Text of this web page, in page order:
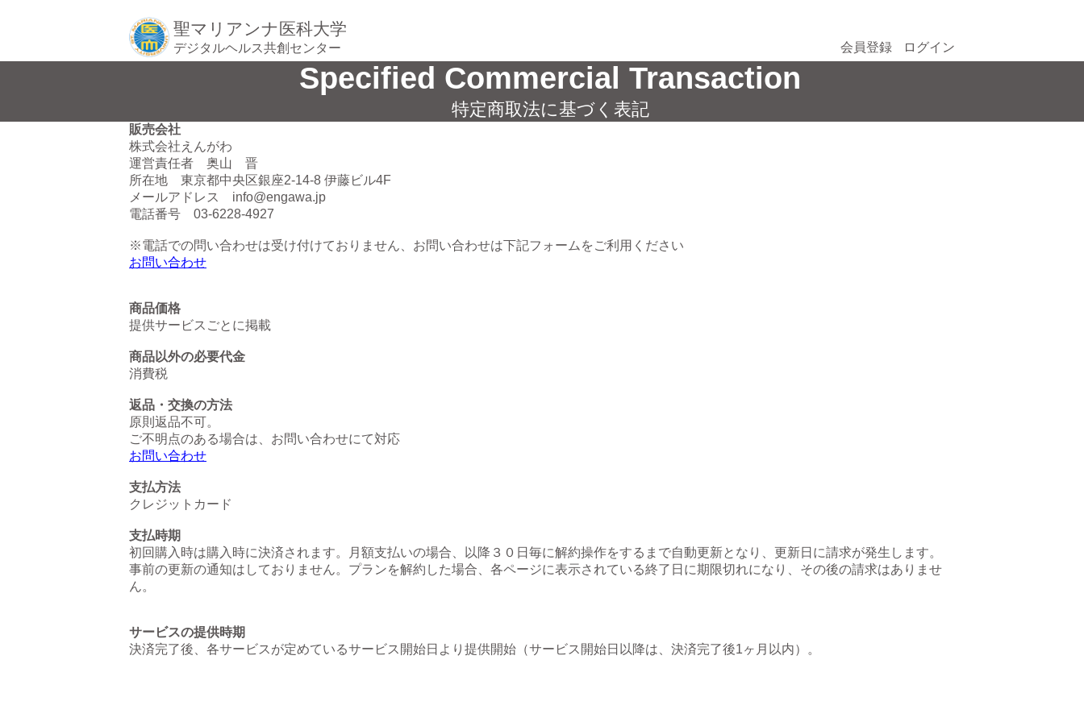
聖マリアンナ医科大学
デジタルヘルス共創センター 会員登録 ログイン
Specified Commercial Transaction
特定商取法に基づく表記
販売会社
株式会社えんがわ
運営責任者 奥山 晋
所在地 東京都中央区銀座2-14-8 伊藤ビル4F
メールアドレス info@engawa.jp
電話番号 03-6228-4927
※電話での問い合わせは受け付けておりません、お問い合わせは下記フォームをご利用ください
お問い合わせ
商品価格
提供サービスごとに掲載
商品以外の必要代金
消費税
返品・交換の方法
原則返品不可。
ご不明点のある場合は、お問い合わせにて対応
お問い合わせ
支払方法
クレジットカード
支払時期
初回購入時は購入時に決済されます。月額支払いの場合、以降３０日毎に解約操作をするまで自動更新となり、更新日に請求が発生します。
事前の更新の通知はしておりません。プランを解約した場合、各ページに表示されている終了日に期限切れになり、その後の請求はありませ
ん。
サービスの提供時期
決済完了後、各サービスが定めているサービス開始日より提供開始（サービス開始日以降は、決済完了後1ヶ月以内）。